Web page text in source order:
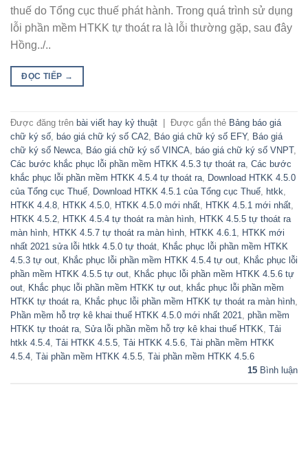
thuế do Tổng cục thuế phát hành. Trong quá trình sử dụng
lỗi phần mềm HTKK tự thoát ra là lỗi thường gặp, sau đây
Hồng../..
ĐỌC TIẾP →
Được đăng trên bài viết hay kỷ thuật Được gắn thẻ Bảng báo giá
chữ ký số, báo giá chữ ký số CA2, Báo giá chữ ký số EFY, Báo giá
chữ ký số Newca, Báo giá chữ ký số VINCA, báo giá chữ ký số VNPT,
Các bước khắc phục lỗi phần mềm HTKK 4.5.3 tự thoát ra, Các bước
khắc phục lỗi phần mềm HTKK 4.5.4 tự thoát ra, Download HTKK 4.5.0
của Tổng cục Thuế, Download HTKK 4.5.1 của Tổng cục Thuế, htkk,
HTKK 4.4.8, HTKK 4.5.0, HTKK 4.5.0 mới nhất, HTKK 4.5.1 mới nhất,
HTKK 4.5.2, HTKK 4.5.4 tự thoát ra màn hình, HTKK 4.5.5 tự thoát ra
màn hình, HTKK 4.5.7 tự thoát ra màn hình, HTKK 4.6.1, HTKK mới
nhất 2021 sửa lỗi htkk 4.5.0 tự thoát, Khắc phục lỗi phần mềm HTKK
4.5.3 tự out, Khắc phục lỗi phần mềm HTKK 4.5.4 tự out, Khắc phục lỗi
phần mềm HTKK 4.5.5 tự out, Khắc phục lỗi phần mềm HTKK 4.5.6 tự
out, Khắc phục lỗi phần mềm HTKK tự out, khắc phục lỗi phần mềm
HTKK tự thoát ra, Khắc phục lỗi phần mềm HTKK tự thoát ra màn hình,
Phần mềm hỗ trợ kê khai thuế HTKK 4.5.0 mới nhất 2021, phần mềm
HTKK tự thoát ra, Sửa lỗi phần mềm hỗ trợ kê khai thuế HTKK, Tải
htkk 4.5.4, Tải HTKK 4.5.5, Tải HTKK 4.5.6, Tài phần mềm HTKK
4.5.4, Tài phần mềm HTKK 4.5.5, Tài phần mềm HTKK 4.5.6
15 Bình luận